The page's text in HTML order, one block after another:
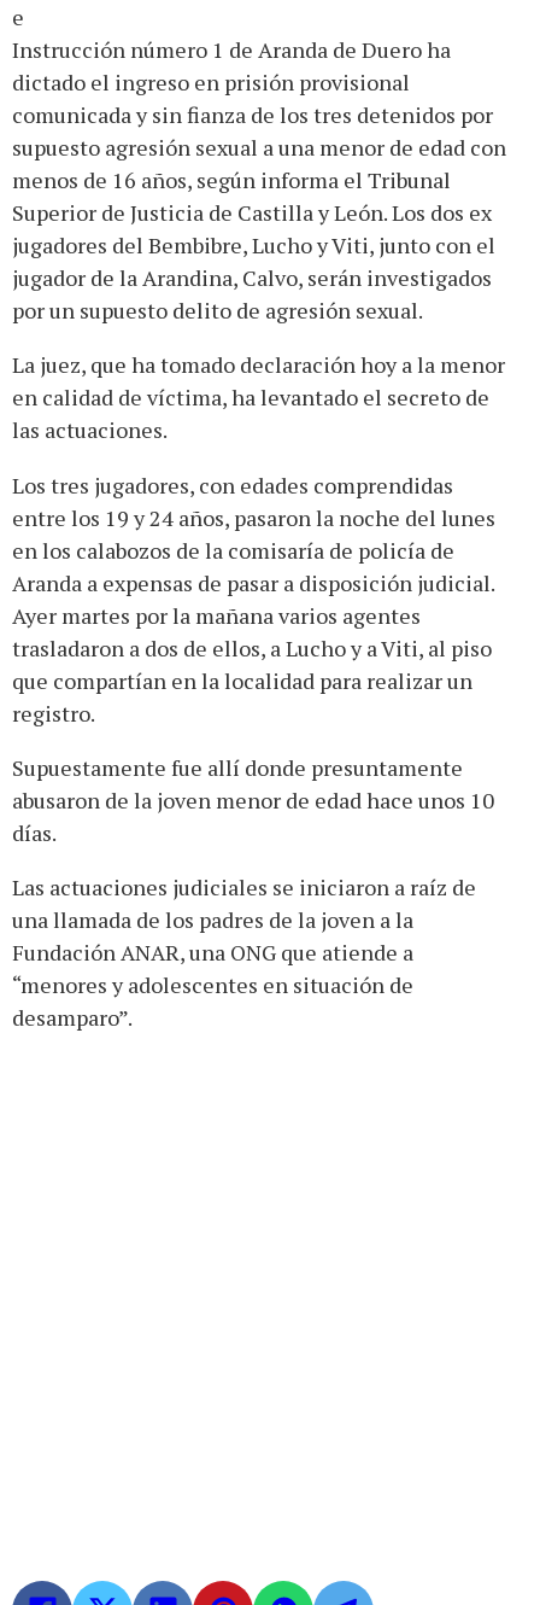
e
Instrucción número 1 de Aranda de Duero ha
dictado el ingreso en prisión provisional
comunicada y sin fianza de los tres detenidos por
supuesto agresión sexual a una menor de edad con
menos de 16 años, según informa el Tribunal
Superior de Justicia de Castilla y León. Los dos ex
jugadores del Bembibre, Lucho y Viti, junto con el
jugador de la Arandina, Calvo, serán investigados
por un supuesto delito de agresión sexual.
La juez, que ha tomado declaración hoy a la menor
en calidad de víctima, ha levantado el secreto de
las actuaciones.
Los tres jugadores, con edades comprendidas
entre los 19 y 24 años, pasaron la noche del lunes
en los calabozos de la comisaría de policía de
Aranda a expensas de pasar a disposición judicial.
Ayer martes por la mañana varios agentes
trasladaron a dos de ellos, a Lucho y a Viti, al piso
que compartían en la localidad para realizar un
registro.
Supuestamente fue allí donde presuntamente
abusaron de la joven menor de edad hace unos 10
días.
Las actuaciones judiciales se iniciaron a raíz de
una llamada de los padres de la joven a la
Fundación ANAR, una ONG que atiende a
“menores y adolescentes en situación de
desamparo”.